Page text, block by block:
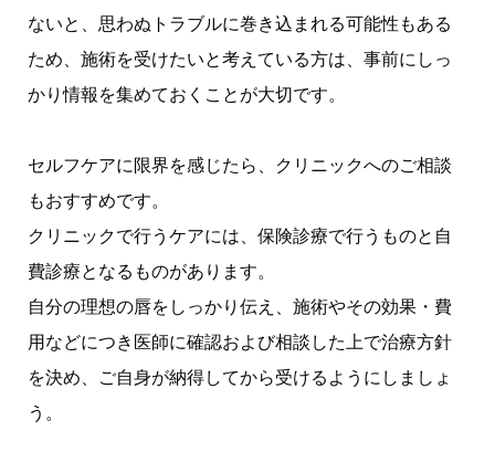
ないと、思わぬトラブルに巻き込まれる可能性もある
ため、施術を受けたいと考えている方は、事前にしっ
かり情報を集めておくことが大切です。
セルフケアに限界を感じたら、クリニックへのご相談
もおすすめです。
クリニックで行うケアには、保険診療で行うものと自
費診療となるものがあります。
自分の理想の唇をしっかり伝え、施術やその効果・費
用などにつき医師に確認および相談した上で治療方針
を決め、ご自身が納得してから受けるようにしましょ
う。